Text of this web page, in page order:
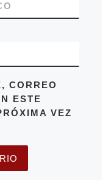
CORREO
ESTE
VEZ